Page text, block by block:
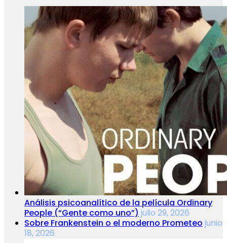
Análisis psicoanalítico de la película Ordinary
People (“Gente como uno”) julio 29, 2026
Sobre Frankenstein o el moderno Prometeo junio
18, 2026